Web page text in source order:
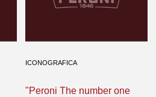
ICONOGRAFICA
"Peroni The number one